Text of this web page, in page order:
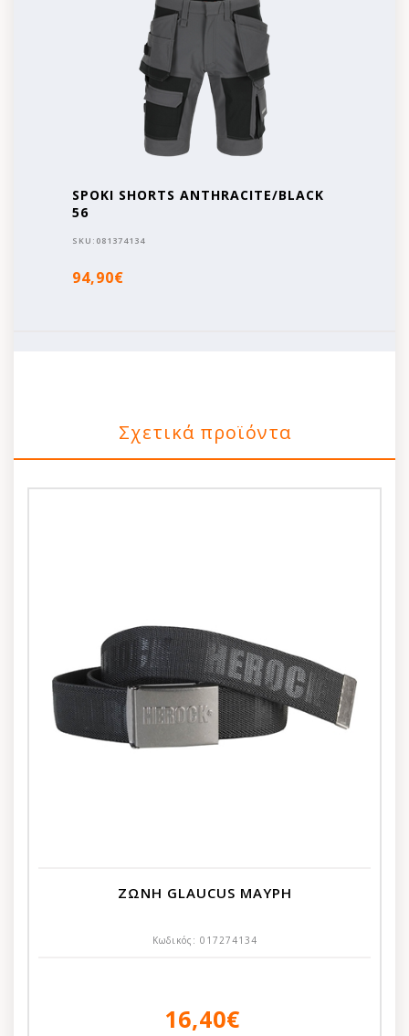
SPOKI SHORTS ANTHRACITE/BLACK
56
SKU: 081374134
94,90€
Σχετικά προϊόντα
ΖΩΝΗ GLAUCUS ΜΑΥΡΗ
Κωδικός: 017274134
16,40€